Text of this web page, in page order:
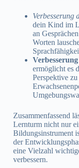
Verbesserung
dein Kind im
an
Worten
ermöglicht es
Perspektive
Zusammenfassend
Lernturm nicht nur
Bildungsinstrument
der
eine Vielzahl
verbessern.